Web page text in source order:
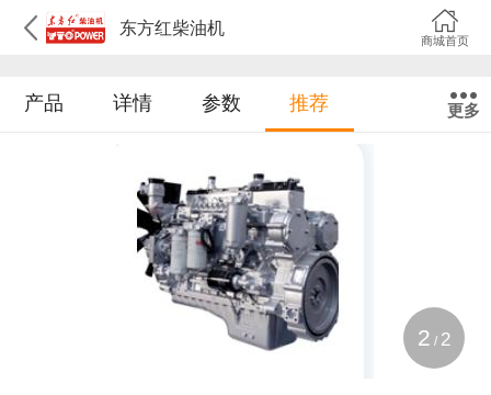
东方红柴油机
商城首页
产品 详情 参数 推荐 更多
2 / 2